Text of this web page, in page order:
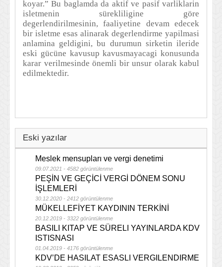
koyar.” Bu baglamda da aktif ve pasif varliklarin
isletmenin sürekliligine göre
degerlendirilmesinin, faaliyetine devam edecek
bir isletme esas alinarak degerlendirme yapilmasi
anlamina geldigini, bu durumun sirketin ileride
eski gücüne kavusup kavusmayacagi konusunda
karar verilmesinde önemli bir unsur olarak kabul
edilmektedir.
Eski yazılar
Meslek mensupları ve vergi denetimi
09.07.2021 - 4582 görüntülenme
PEŞİN VE GEÇİCİ VERGİ DÖNEM SONU
İŞLEMLERİ
30.12.2020 - 2412 görüntülenme
MÜKELLEFİYET KAYDININ TERKİNİ
20.12.2019 - 3322 görüntülenme
BASILI KITAP VE SÜRELI YAYINLARDA KDV
ISTISNASI
01.04.2019 - 4176 görüntülenme
KDV’DE HASILAT ESASLI VERGILENDIRME